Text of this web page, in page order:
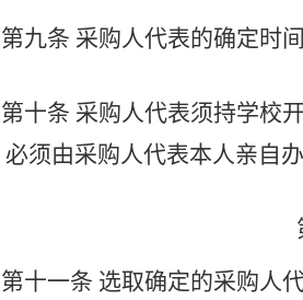
第九条 采购人代表的确定时
第十条 采购人代表须持学校
须由采购人代表本人亲自办
第十一条 选取确定的采购人